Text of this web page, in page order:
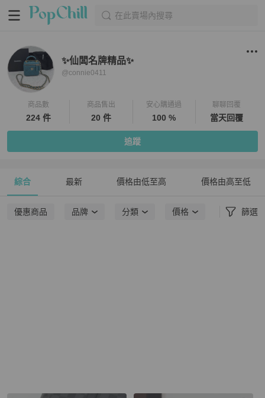
在此賣場內搜尋
✨仙闆名牌精品✨
@connie0411
商品數
224 件
商品售出
20 件
安心購通過
100 %
聊聊回覆
當天回覆
追蹤
綜合 最新 價格由低至高 價格由高至低
優惠商品 品牌 分類 價格 篩選